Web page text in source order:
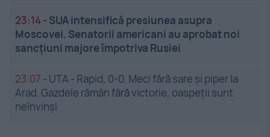
23:14- SUA intensifică presiunea asupra
Moscovei. Senatorii americani au aprobat noi
sancțiuni majore împotriva Rusiei
23:07 - UTA - Rapid, 0-0. Meci fără sare și piper la
Arad. Gazdele rămân fără victorie, oaspeții sunt
neînvinși